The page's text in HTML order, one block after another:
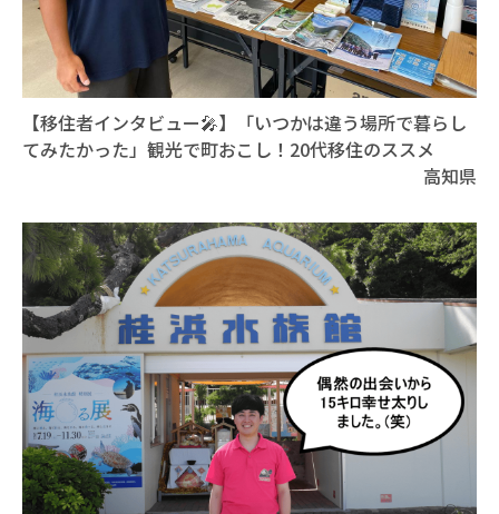
【移住者インタビュー🎤】「いつかは違う場所で暮らし
てみたかった」観光で町おこし！20代移住のススメ
高知県